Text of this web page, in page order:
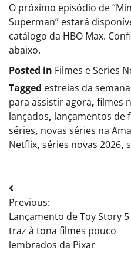
O próximo episódio de
Superman” estará
catálogo da HBO Max.
abaixo.
Posted in Filmes e Series
Tagged estreias da
para assistir agora, filmes
lançados, lançamentos de
séries, novas séries na
Netflix, séries novas 2026,
Post
navigation
Previous:
Lançamento de Toy Story 5
traz à tona filmes pouco
lembrados da Pixar